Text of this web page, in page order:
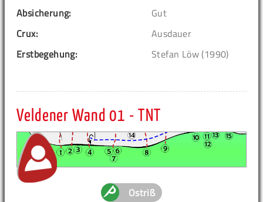
Absicherung:
Gut
Crux:
Ausdauer
Erstbegehung:
Stefan Löw (1990)
Veldener Wand 01 - TNT
Ostriß